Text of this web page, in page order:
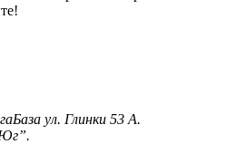
ул. Глинки 53 А.